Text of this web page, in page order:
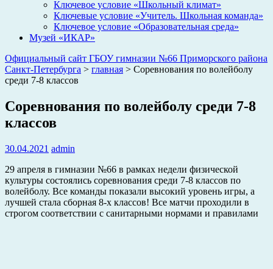
Ключевое условие «Школьный климат»
Ключевые условие «Учитель. Школьная команда»
Ключевое условие «Образовательная среда»
Музей «ИКАР»
Официальный сайт ГБОУ гимназии №66 Приморского района
Санкт-Петербурга > главная > Соревнования по волейболу
среди 7-8 классов
Соревнования по волейболу среди 7-8
классов
30.04.2021 admin
29 апреля в гимназии №66 в рамках недели физической
культуры состоялись соревнования среди 7-8 классов по
волейболу. Все команды показали высокий уровень игры, а
лучшей стала сборная 8-х классов! Все матчи проходили в
строгом соответствии с санитарными нормами и правилами